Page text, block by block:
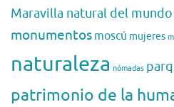
Maravilla natural del mundo
monumentos moscú mujeres
naturaleza nómadas
patrimonio de la